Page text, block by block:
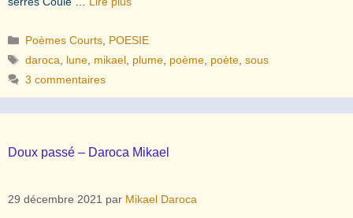
Catégories
Poèmes Courts POESIE
Étiquettes
daroca lune mikael plume poème poète ,sous
3 commentaires
Doux passé – Daroca Mikael
29 décembre 2021 par Mikael Daroca